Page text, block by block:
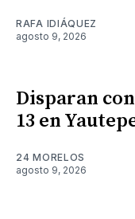
RAFA IDIÁQUEZ
agosto 9, 2026
Disparan
13 en
24 MORELOS
agosto 9, 2026